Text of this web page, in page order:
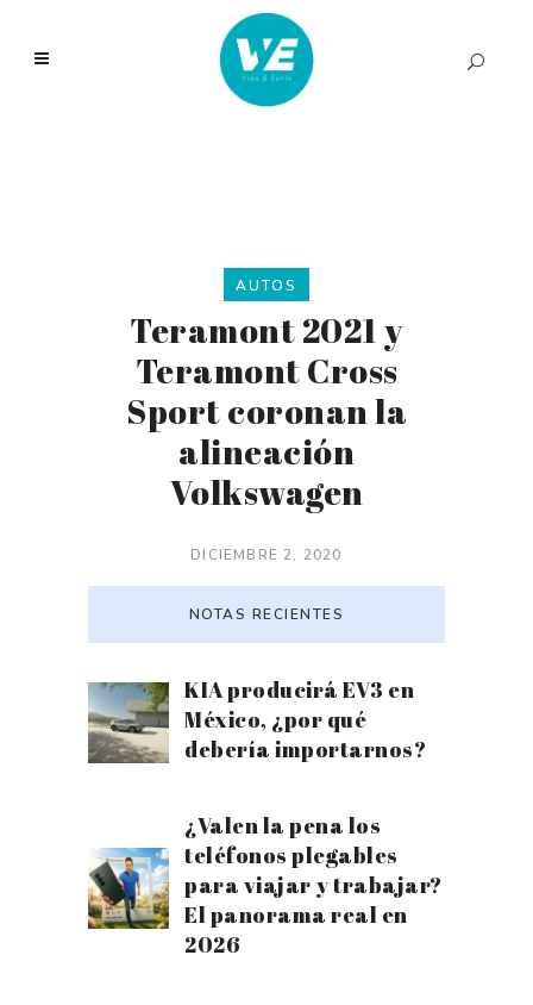
AUTOS
Teramont 2021 y
Teramont Cross
Sport coronan la
alineación
Volkswagen
DICIEMBRE 2, 2020
NOTAS RECIENTES
KIA producirá EV3 en
México, ¿por qué
debería importarnos?
¿Valen la pena los
teléfonos plegables
para viajar y trabajar?
El panorama real en
2026